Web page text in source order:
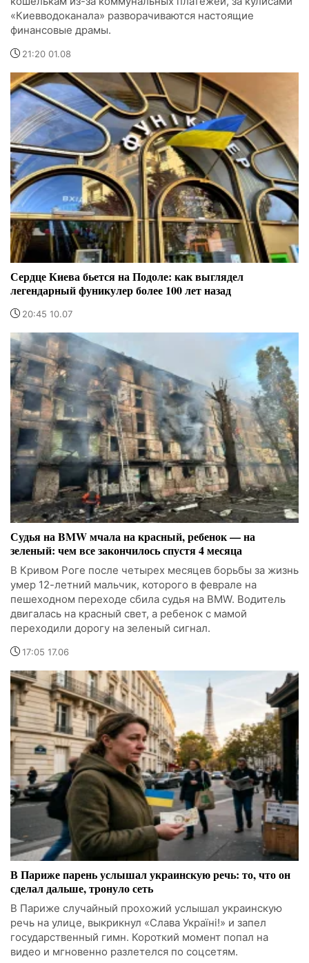
«Киевводоканала» разворачиваются настоящие
финансовые драмы.
21:20 01.08
Сердце Киева бьется на Подоле: как выглядел
легендарный фуникулер более 100 лет назад
20:45 10.07
Судья на BMW мчала на красный, ребенок — на
зеленый: чем все закончилось спустя 4 месяца
В Кривом Роге после четырех месяцев борьбы за жизнь
умер 12-летний мальчик, которого в феврале на
пешеходном переходе сбила судья на BMW. Водитель
двигалась на красный свет, а ребенок с мамой
переходили дорогу на зеленый сигнал.
17:05 17.06
В Париже парень услышал украинскую речь: то, что он
сделал дальше, тронуло сеть
В Париже случайный прохожий услышал украинскую
речь на улице, выкрикнул «Слава Україні!» и запел
государственный гимн. Короткий момент попал на
видео и мгновенно разлетелся по соцсетям.